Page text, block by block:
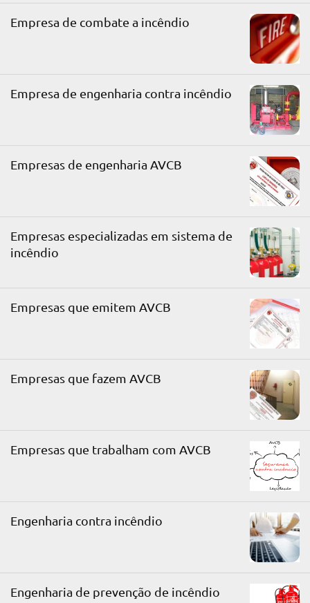
Empresa de combate a incêndio
Empresa de engenharia contra incêndio
Empresas de engenharia AVCB
Empresas especializadas em sistema de
incêndio
Empresas que emitem AVCB
Empresas que fazem AVCB
Empresas que trabalham com AVCB
Engenharia contra incêndio
Engenharia de prevenção de incêndio